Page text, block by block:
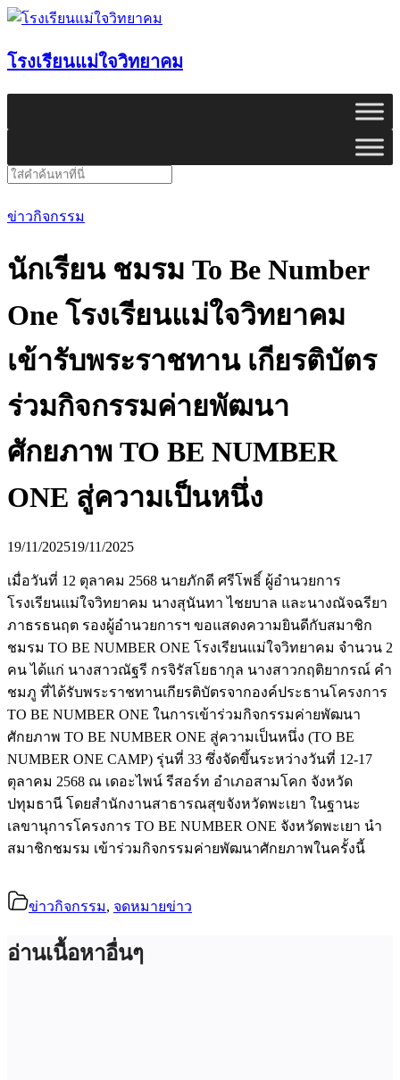
Skip
โรงเรียนแม่ใจวิทยาคม
Search
for:
ข่าวกิจกรรม
นักเรียน ชมรม To Be Number
One โรงเรียนแม่ใจวิทยาคม
เข้ารับพระราชทาน เกียรติบัตร
ร่วมกิจกรรมค่ายพัฒนา
ศักยภาพ TO BE NUMBER
ONE สู่ความเป็นหนึ่ง
19/11/202519/11/2025
เมื่อวันที่ 12 ตุลาคม 2568 นายภักดี ศรีโพธิ์ ผู้อำนวยการ
โรงเรียนแม่ใจวิทยาคม นางสุนันทา ไชยบาล และนางณัจฉรียา
ภาธรธนฤต รองผู้อำนวยการฯ ขอแสดงความยินดีกับสมาชิก
ชมรม TO BE NUMBER ONE โรงเรียนแม่ใจวิทยาคม จำนวน 2
คน ได้แก่ นางสาวณัฐรี กรจิรัสโยธากุล นางสาวกฤติยากรณ์ คำ
ชมภู ที่ได้รับพระราชทานเกียรติบัตรจากองค์ประธานโครงการ
TO BE NUMBER ONE ในการเข้าร่วมกิจกรรมค่ายพัฒนา
ศักยภาพ TO BE NUMBER ONE สู่ความเป็นหนึ่ง (TO BE
NUMBER ONE CAMP) รุ่นที่ 33 ซึ่งจัดขึ้นระหว่างวันที่ 12-17
ตุลาคม 2568 ณ เดอะไพน์ รีสอร์ท อำเภอสามโคก จังหวัด
ปทุมธานี โดยสำนักงานสาธารณสุขจังหวัดพะเยา ในฐานะ
เลขานุการโครงการ TO BE NUMBER ONE จังหวัดพะเยา นำ
สมาชิกชมรม เข้าร่วมกิจกรรมค่ายพัฒนาศักยภาพในครั้งนี้
ข่าวกิจกรรม, จดหมายข่าว
อ่านเนื้อหาอื่นๆ